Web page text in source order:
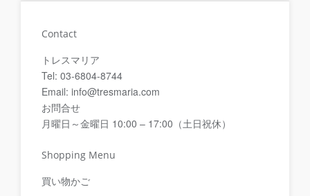
Contact
トレスマリア
Tel: 03-6804-8744
Email: info@tresmaria.com
お問合せ
月曜日～金曜日 10:00 – 17:00（土日祝休）
Shopping Menu
買い物かご